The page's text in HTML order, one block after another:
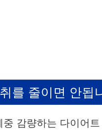
를 줄이면 안됩
중 감량하는 다이어